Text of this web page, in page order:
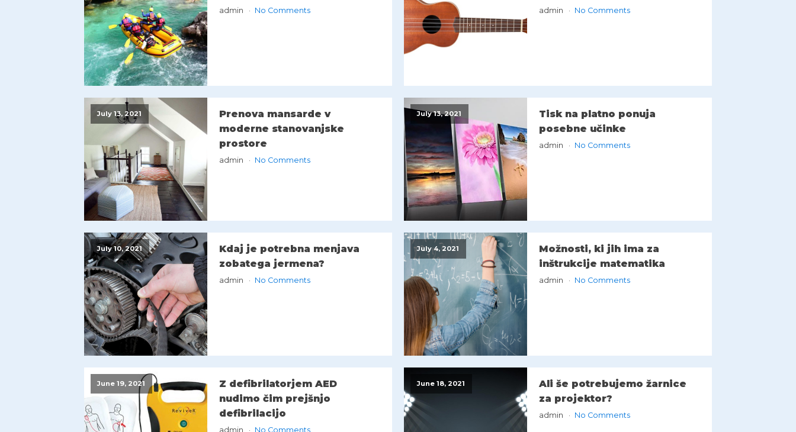
admin No Comments admin No Comments
July 13, 2021
Prenova mansarde v
moderne stanovanjske
prostore
admin No Comments
July 13, 2021
Tisk na platno ponuja
posebne učinke
admin No Comments
July 10, 2021
Kdaj je potrebna menjava
zobatega jermena?
admin No Comments
July 4, 2021
Možnosti, ki jih ima za
inštrukcije matematika
admin No Comments
June 19, 2021
Z defibrilatorjem AED
nudimo čim prejšnjo
defibrilacijo
admin No Comments
June 18, 2021
Ali še potrebujemo žarnice
za projektor?
admin No Comments